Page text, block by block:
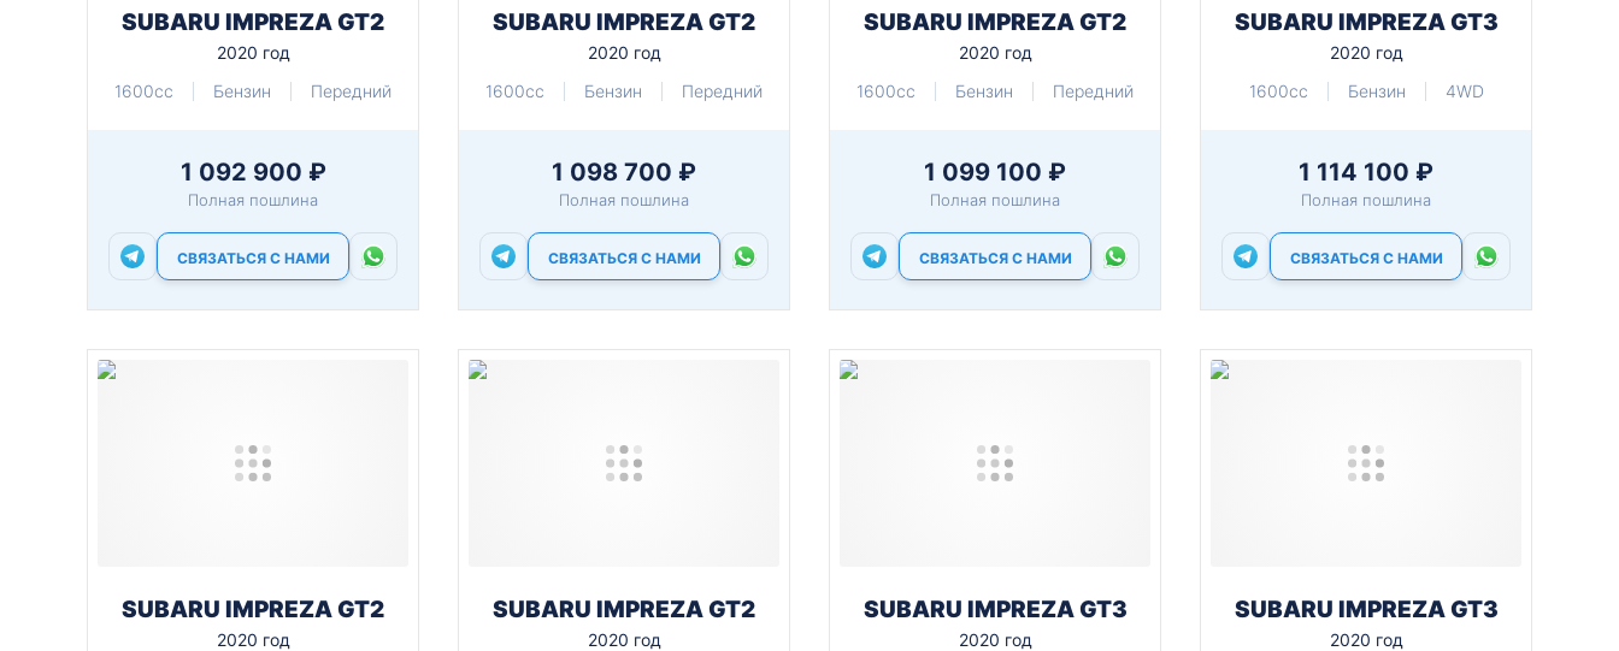
SUBARU IMPREZA GT2
2020 год
1600cc
Бензин Передний
1 092 900 ₽
Полная пошлина
СВЯЗАТЬСЯ С НАМИ
SUBARU IMPREZA GT2
2020 год
1600cc
Бензин Передний
1 098 700 ₽
Полная пошлина
СВЯЗАТЬСЯ С НАМИ
SUBARU IMPREZA GT2
2020 год
1600cc
Бензин Передний
1 099 100 ₽
Полная пошлина
СВЯЗАТЬСЯ С НАМИ
SUBARU IMPREZA GT3
2020 год
1600cc
Бензин 4WD
1 114 100 ₽
Полная пошлина
СВЯЗАТЬСЯ С НАМИ
SUBARU IMPREZA GT2
2020 год
SUBARU IMPREZA GT2
2020 год
SUBARU IMPREZA GT3
2020 год
SUBARU IMPREZA GT3
2020 год